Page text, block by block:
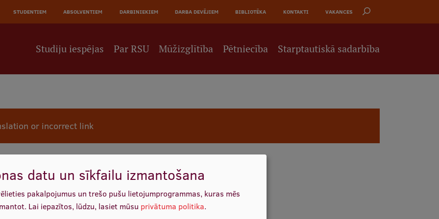
STUDENTIEM ABSOLVENTIEM DARBINIEKIEM DARBA DEVĒJIEM BIBLIOTĒKA KONTAKTI VAKANCES
Studiju iespējas Par RSU Mūžizglītība Pētniecība Starptautiskā sadarbība
or incorrect link
datu un sīkfailu izmantošana
pakalpojumus un trešo pušu lietojumprogrammas, kuras mēs
Lai iepazītos, lūdzu, lasiet mūsu privātuma politika.